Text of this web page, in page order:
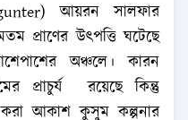
আয়রন সালফার
প্রাণের উৎপত্তি ঘটেছে
অঞ্চলে। কারন
প্রাচুর্য রয়েছে কিন্তু
করা আকাশ কুসুম কল্পনার